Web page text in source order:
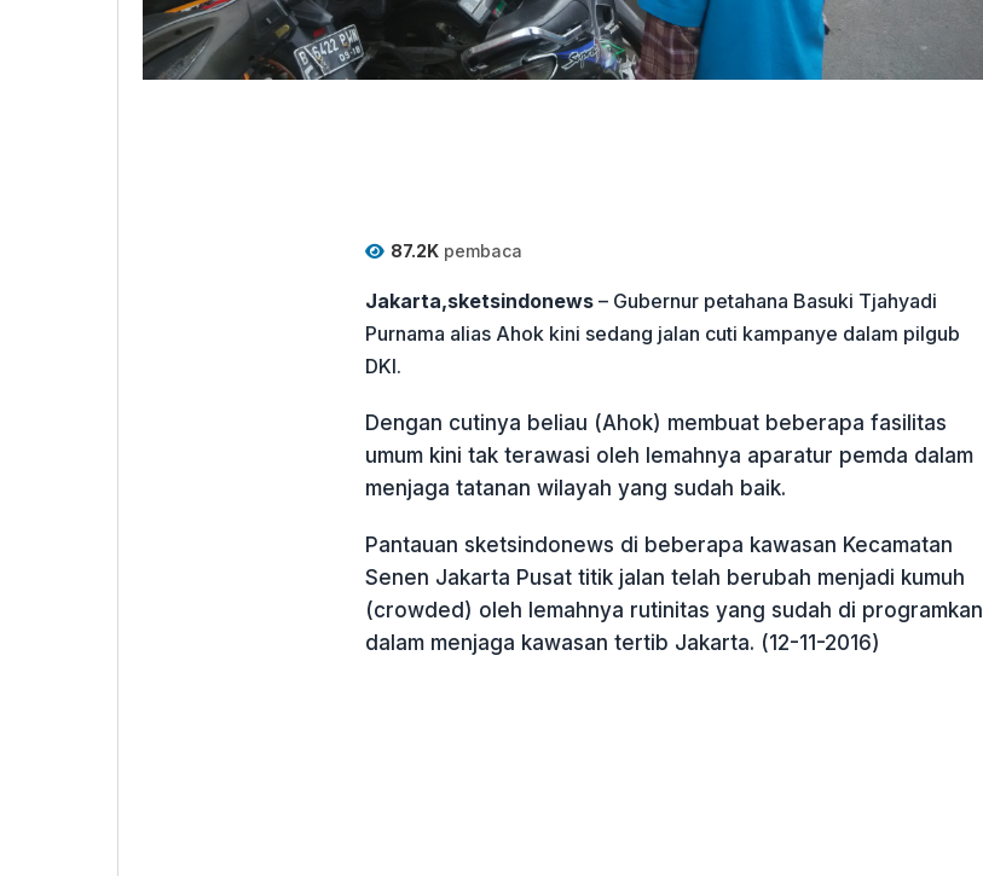
87.2Kpembaca
Jakarta,sketsindonews– Gubernur petahana Basuki Tjahyadi
Purnama alias Ahok kini sedang jalan cuti kampanye dalam pilgub
DKI.
Dengan cutinya beliau (Ahok) membuat beberapa fasilitas
umum kini tak terawasi oleh lemahnya aparatur pemda dalam
menjaga tatanan wilayah yang sudah baik.
Pantauan sketsindonews di beberapa kawasan Kecamatan
Senen Jakarta Pusat titik jalan telah berubah menjadi kumuh
(crowded) oleh lemahnya rutinitas yang sudah di programkan
dalam menjaga kawasan tertib Jakarta. (12-11-2016)